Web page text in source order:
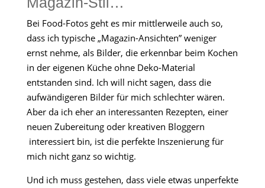
Bei Food-Fotos geht es mir mittlerweile auch so,
dass ich typische „Magazin-Ansichten” weniger
ernst nehme, als Bilder, die erkennbar beim Kochen
in der eigenen Küche ohne Deko-Material
entstanden sind. Ich will nicht sagen, dass die
aufwändigeren Bilder für mich schlechter wären.
Aber da ich eher an interessanten Rezepten, einer
neuen Zubereitung oder kreativen Bloggern
interessiert bin, ist die perfekte Inszenierung für
mich nicht ganz so wichtig.
Und ich muss gestehen, dass viele etwas unperfekte